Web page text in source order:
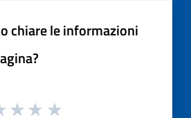
chiare le informazioni